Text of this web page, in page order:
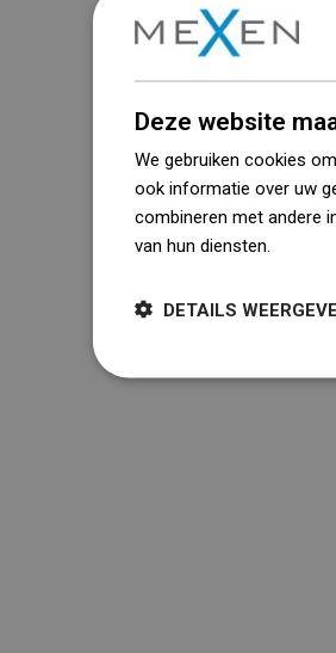
Deze website
We gebruiken cookies
ook informatie over uw
combineren met andere
van hun diensten.
DETAILS